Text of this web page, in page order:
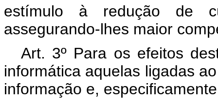
estímulo à redução de
assegurando-lhes maior
Art. 3º Para os efeitos
informática aquelas ligadas
informação e,